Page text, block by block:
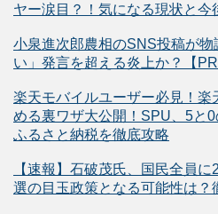
ヤー涙目？！気になる現状と今
小泉進次郎農相のSNS投稿が
い」発言を超える炎上か？【
楽天モバイルユーザー必見！
める裏ワザ大公開！SPU、5と0
ふるさと納税を徹底攻略
【速報】石破茂氏、国民全員
選の目玉政策となる可能性は？